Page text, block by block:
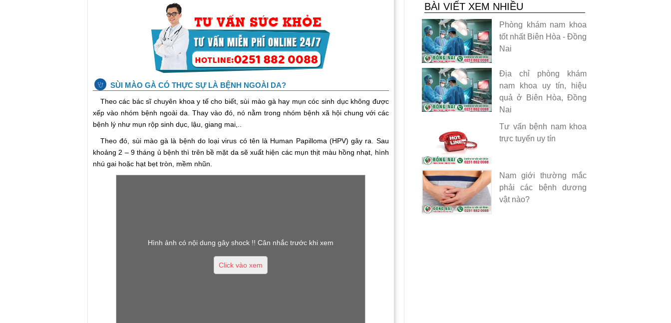
SÙI MÀO GÀ CÓ THỰC SỰ LÀ BỆNH NGOÀI DA?
Theo các bác sĩ chuyên khoa y tế cho biết, sùi mào gà hay mụn cóc sinh dục không được
xếp vào nhóm bệnh ngoài da. Thay vào đó, nó nằm trong nhóm bệnh xã hội chung với các
bệnh lý như mụn rộp sinh dục, lậu, giang mai,..
Theo đó, sùi mào gà là bệnh do loại virus có tên là Human Papilloma (HPV) gây ra. Sau
khoảng 2 – 9 tháng ủ bệnh thì trên bề mặt da sẽ xuất hiện các mụn thịt màu hồng nhạt, hình
nhú gai hoặc hạt bẹt tròn, mềm nhũn.
Hình ảnh có nội dung gây shock !! Cân nhắc trước khi xem
Click vào xem
BÀI VIẾT XEM NHIỀU
Phòng khám nam khoa
tốt nhất Biên Hòa - Đồng
Nai
Địa chỉ phòng khám
nam khoa uy tín, hiệu
quả ở Biên Hòa, Đồng
Nai
Tư vấn bệnh nam khoa
trực tuyến uy tín
Nam giới thường mắc
phải các bệnh dương
vật nào?